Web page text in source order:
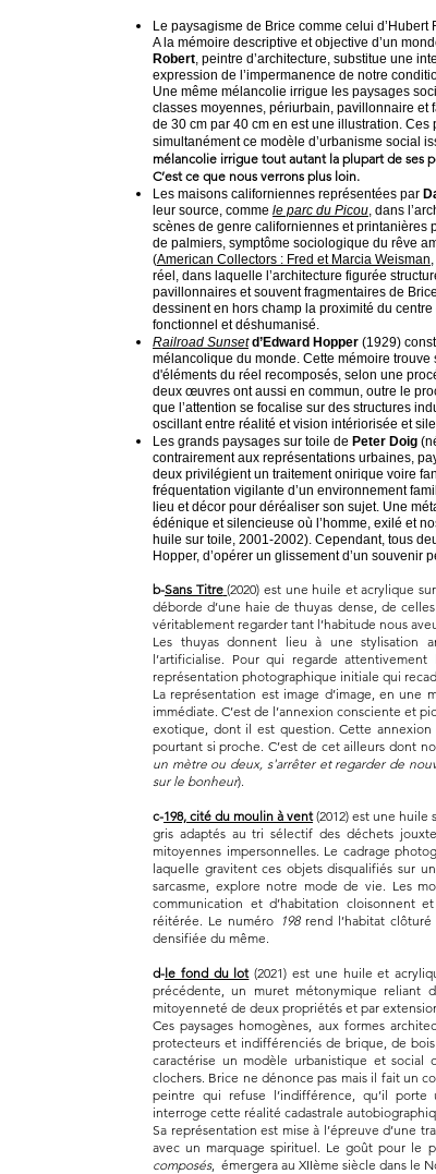
Le paysagisme de Brice comme celui
A la mémoire descriptive et objective d’un
Robert, peintre d’architecture, substitue une
expression de l’impermanence de notre
Une même mélancolie irrigue les paysages
classes moyennes, périurbain, pavillonnaire et
de 30 cm par 40 cm en est une illustration.
simultanément ce modèle d’urbanisme social
mélancolie irrigue tout autant la plupart de ses
C’est ce que nous verrons plus loin.
Les maisons californiennes représentées par
leur source, comme le parc du Picou, dans
scènes de genre californiennes et printanières
de palmiers, symptôme sociologique du rêve
(American Collectors : Fred et Marcia Weisman
réel, dans laquelle l’architecture figurée
pavillonnaires et souvent fragmentaires de
dessinent en hors champ la proximité du
fonctionnel et déshumanisé.
Railroad Sunset d’Edward Hopper (1929)
mélancolique du monde. Cette mémoire
d'éléments du réel recomposés, selon une
deux œuvres ont aussi en commun, outre le
que l’attention se focalise sur des structures
oscillant entre réalité et vision intériorisée et
Les grands paysages sur toile de Peter Doig
contrairement aux représentations urbaines,
deux privilégient un traitement onirique voire
fréquentation vigilante d’un environnement
lieu et décor pour déréaliser son sujet. Une
édénique et silencieuse où l’homme, exilé et
huile sur toile, 2001-2002). Cependant, tous
Hopper, d’opérer un glissement d’un
b-Sans Titre (2020) est une huile et acrylique
déborde d’une haie de thuyas dense, de
véritablement regarder tant l’habitude nous
Les thuyas donnent lieu à une stylisation
l’artificialise. Pour qui regarde
représentation photographique initiale qui
La représentation est image d’image, en
immédiate. C’est de l’annexion consciente et
exotique, dont il est question. Cette
pourtant si proche. C’est de cet ailleurs dont
un mètre ou deux, s'arrêter et regarder de
sur le bonheur).
c-198, cité du moulin à vent(2012) est une huile
gris adaptés au tri sélectif des déchets
mitoyennes impersonnelles. Le cadrage
laquelle gravitent ces objets disqualifiés sur
sarcasme, explore notre mode de vie. Les
communication et d’habitation cloisonnent
réitérée. Le numéro 198rend l’habitat
densifiée du même.
d-le fond du lot(2021) est une huile et
précédente, un muret métonymique reliant
mitoyenneté de deux propriétés et par
Ces paysages homogènes, aux formes
protecteurs et indifférenciés de brique, de
caractérise un modèle urbanistique et
clochers. Brice ne dénonce pas mais il fait un
peintre qui refuse l’indifférence, qu’il
interroge cette réalité cadastrale
Sa représentation est mise à l’épreuve d’une
avec un marquage spirituel. Le goût pour le
composés, émergera au XIIème siècle dans le